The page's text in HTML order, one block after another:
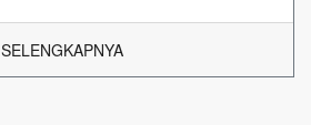
SELENGKAPNYA